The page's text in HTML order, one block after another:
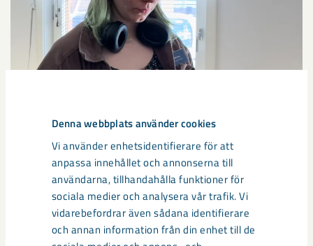
Denna webbplats använder cookies
Vi använder enhetsidentifierare för att
anpassa innehållet och annonserna till
användarna, tillhandahålla funktioner för
sociala medier och analysera vår trafik. Vi
vidarebefordrar även sådana identifierare
och annan information från din enhet till de
Leia var främst intresserad av geologin.